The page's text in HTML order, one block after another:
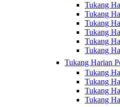
Tukang
Tukang
Tukang
Tukang
Tukang
Tukang
Tukang Harian
Tukang
Tukang
Tukang
Tukang